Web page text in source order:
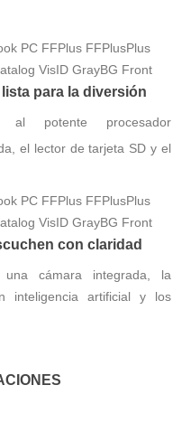
para la diversión
al potente procesador
el lector de tarjeta SD y el
con claridad
cámara integrada, la
inteligencia artificial y los